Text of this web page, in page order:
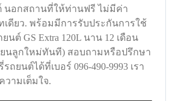
นอกสถานที่ให้ท่านฟรี ไม่มีค่า
ดียว. พร้อมมีการรับประกันการใช้
นต์ GS Extra 120L นาน 12 เดือน
ยนลูกใหม่ทันที) สอบถามหรือปรึกษา
ถยนต์ได้ที่เบอร์ 096-490-9993 เรา
ามเต็มใจ.